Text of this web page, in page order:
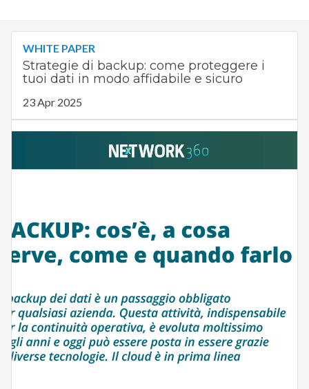
WHITE PAPER
Strategie di backup: come proteggere i
tuoi dati in modo affidabile e sicuro
23 Apr 2025